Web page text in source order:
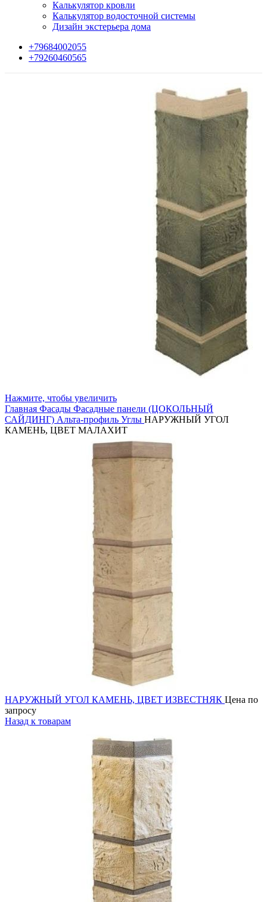
Калькулятор кровли
Калькулятор водосточной системы
Дизайн экстерьера дома
+79684002055
+79260460565
Нажмите, чтобы увеличить
Главная Фасады Фасадные панели (ЦОКОЛЬНЫЙ
САЙДИНГ) Альта-профиль Углы НАРУЖНЫЙ УГОЛ
КАМЕНЬ, ЦВЕТ МАЛАХИТ
НАРУЖНЫЙ УГОЛ КАМЕНЬ, ЦВЕТ ИЗВЕСТНЯК Цена по
запросу
Назад к товарам